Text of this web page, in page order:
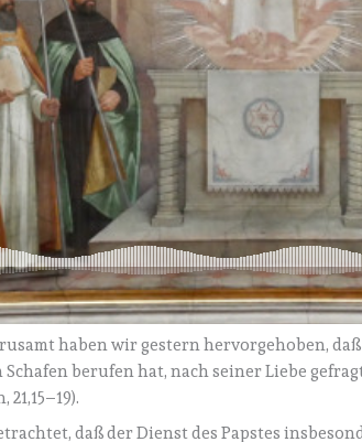
haben wir gestern hervorgehoben,
berufen hat, nach seiner Liebe
daß der Dienst des Papstes